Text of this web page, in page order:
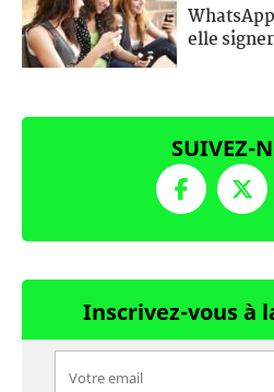
elle
SUIVEZ-
Inscrivez-vous à